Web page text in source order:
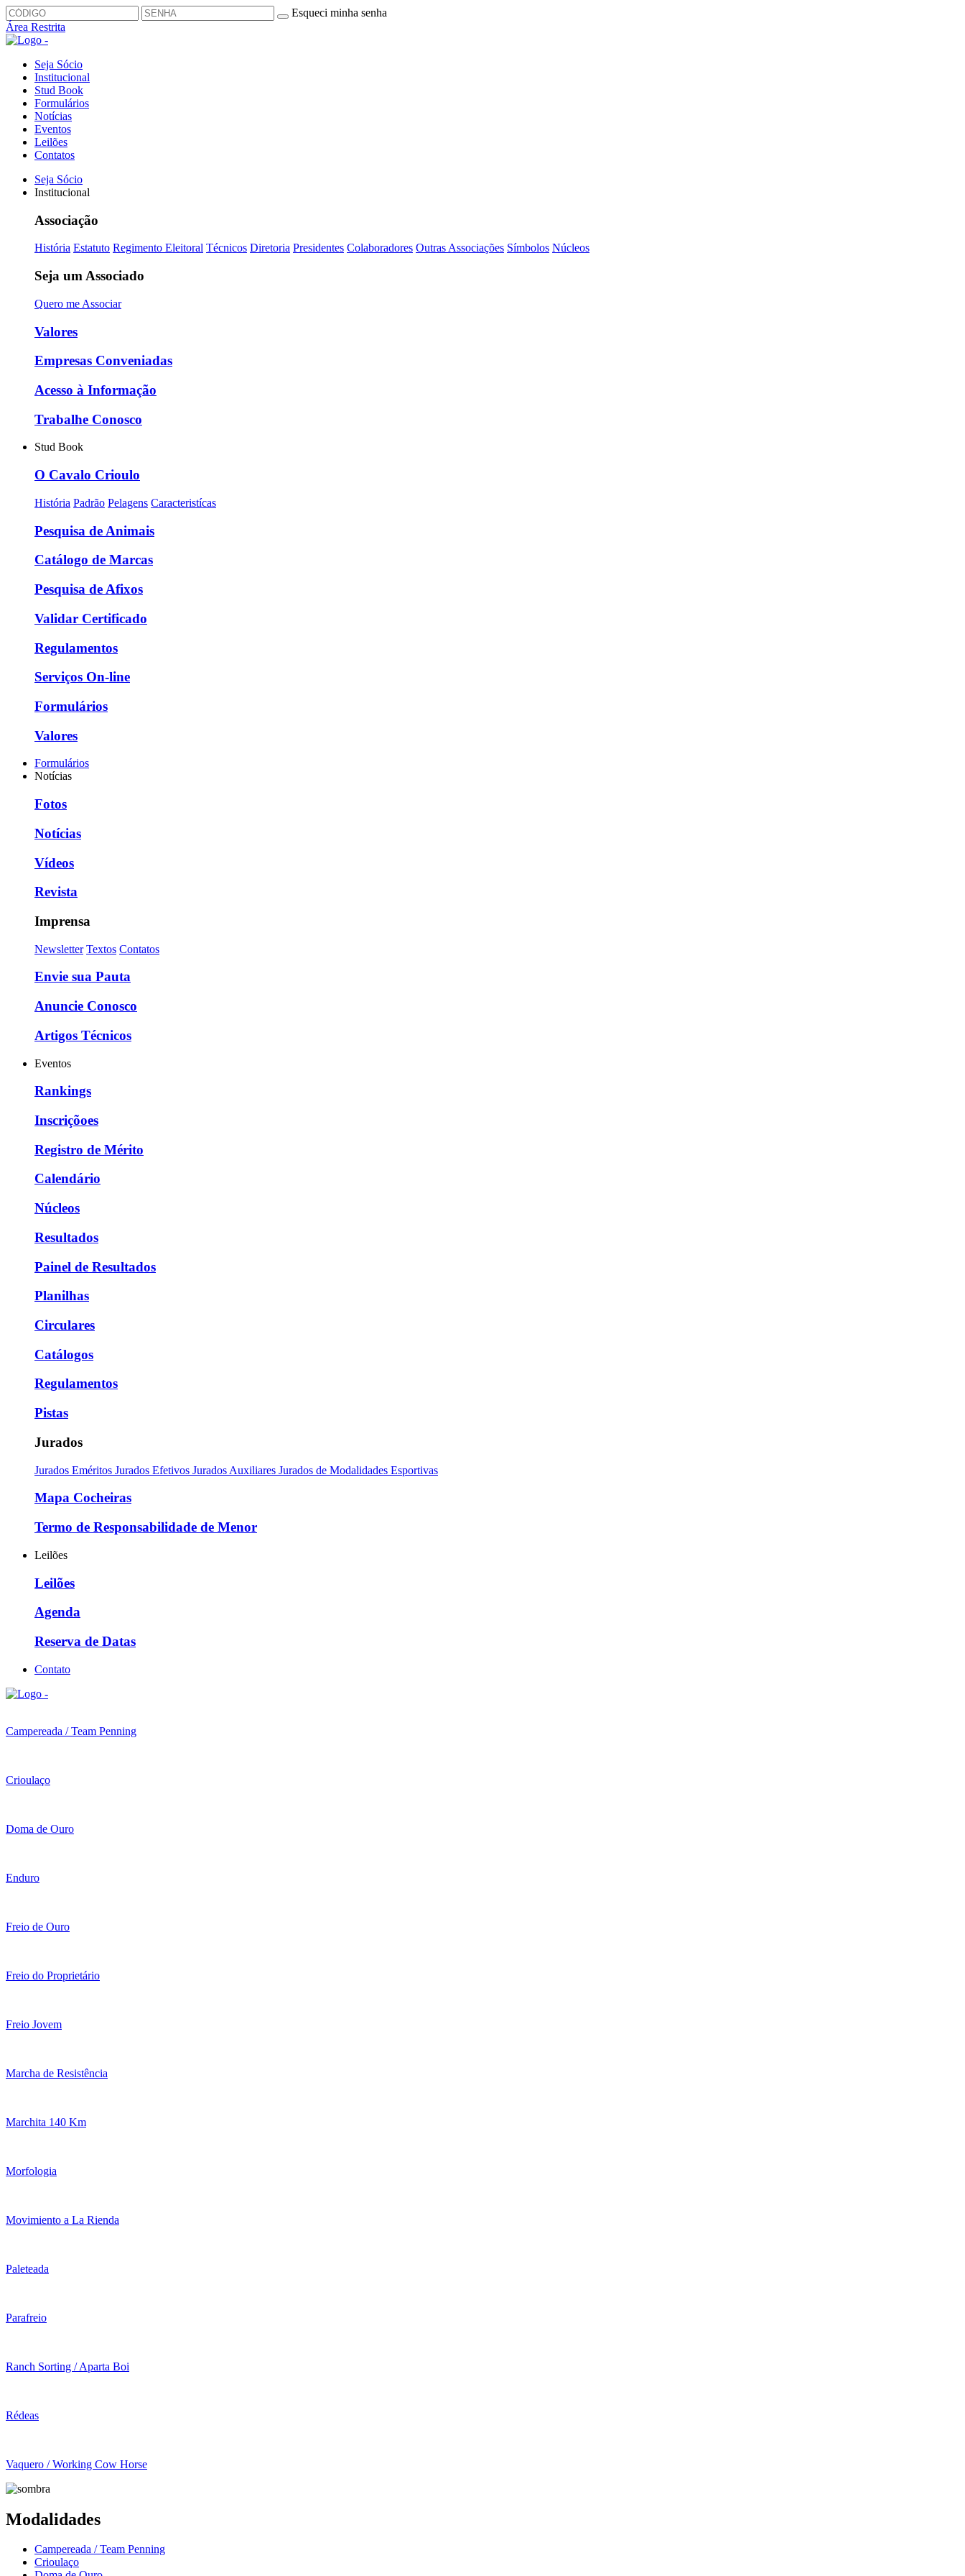
Esqueci minha senha
Área Restrita
Seja Sócio
Institucional
Stud Book
Formulários
Notícias
Eventos
Leilões
Contatos
Seja Sócio
Institucional
Associação
História Estatuto Regimento Eleitoral Técnicos Diretoria Presidentes Colaboradores Outras Associações Símbolos Núcleos
Seja um Associado
Quero me Associar
Valores
Empresas Conveniadas
Acesso à Informação
Trabalhe Conosco
Stud Book
O Cavalo Crioulo
História Padrão Pelagens Caracteristícas
Pesquisa de Animais
Catálogo de Marcas
Pesquisa de Afixos
Validar Certificado
Regulamentos
Serviços On-line
Formulários
Valores
Formulários
Notícias
Fotos
Notícias
Vídeos
Revista
Imprensa
Newsletter Textos Contatos
Envie sua Pauta
Anuncie Conosco
Artigos Técnicos
Eventos
Rankings
Inscriçõoes
Registro de Mérito
Calendário
Núcleos
Resultados
Painel de Resultados
Planilhas
Circulares
Catálogos
Regulamentos
Pistas
Jurados
Jurados Eméritos Jurados Efetivos Jurados Auxiliares Jurados de Modalidades Esportivas
Mapa Cocheiras
Termo de Responsabilidade de Menor
Leilões
Leilões
Agenda
Reserva de Datas
Contato
Campereada / Team Penning
Crioulaço
Doma de Ouro
Enduro
Freio de Ouro
Freio do Proprietário
Freio Jovem
Marcha de Resistência
Marchita 140 Km
Morfologia
Movimiento a La Rienda
Paleteada
Parafreio
Ranch Sorting / Aparta Boi
Rédeas
Vaquero / Working Cow Horse
Modalidades
Campereada / Team Penning
Crioulaço